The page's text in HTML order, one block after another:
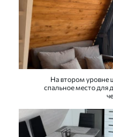
На втором уровне
спальное место для